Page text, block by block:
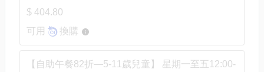
$ 404.80
可用
換購
【自助午餐82折—5-11歲兒童】 星期一至五12:00-